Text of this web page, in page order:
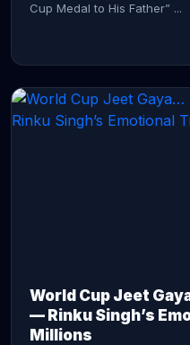
Cup Medal to His Father” ...
World Cup Jeet
— Rinku Singh’s
Millions